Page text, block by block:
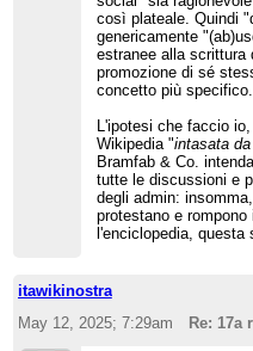
così plateale. Quindi
genericamente
estranee alla scrittura
promozione di sé
concetto più specifico.
L'ipotesi che faccio
Wikipedia "intasata
Bramfab & Co.
tutte le discussioni e
degli admin:
protestano e
l'enciclopedia, questa
itawikinostra
May 12, 2025; 7:29am
Re: 17a